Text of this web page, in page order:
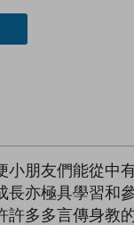
小朋友們能從中
亦極具學習和
多多言傳身教